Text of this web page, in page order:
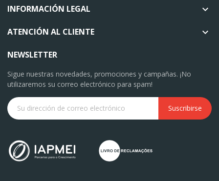
INFORMACIÓN LEGAL 
ATENCIÓN AL CLIENTE 
NEWSLETTER
Sigue nuestras novedades, promociones y campañas. ¡No
utilizaremos su correo electrónico para spam!
Suscribirse